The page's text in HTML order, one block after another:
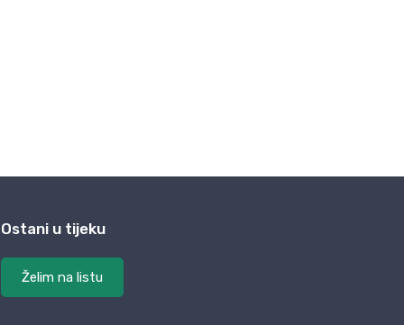
Ostani u tijeku
Želim na listu